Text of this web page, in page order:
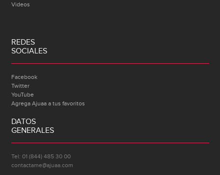
Videos
REDES
SOCIALES
Facebook
Twitter
YouTube
Agrega Ajuaa a tus favoritos
DATOS
GENERALES
Tel: 01 (844) 485 30 00
contactame@ajuaa.com